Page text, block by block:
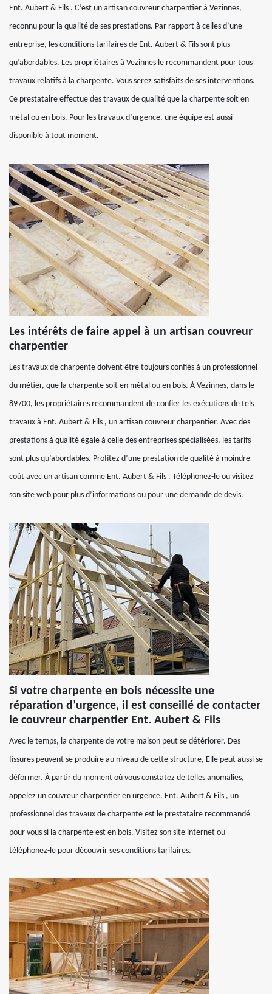
Ent. Aubert & Fils . C’est un artisan couvreur charpentier à Vezinnes,
reconnu pour la qualité de ses prestations. Par rapport à celles d’une
entreprise, les conditions tarifaires de Ent. Aubert & Fils sont plus
qu’abordables. Les propriétaires à Vezinnes le recommandent pour tous
travaux relatifs à la charpente. Vous serez satisfaits de ses interventions.
Ce prestataire effectue des travaux de qualité que la charpente soit en
métal ou en bois. Pour les travaux d’urgence, une équipe est aussi
disponible à tout moment.
Les intérêts de faire appel à un artisan couvreur
charpentier
Les travaux de charpente doivent être toujours confiés à un professionnel
du métier, que la charpente soit en métal ou en bois. À Vezinnes, dans le
89700, les propriétaires recommandent de confier les exécutions de tels
travaux à Ent. Aubert & Fils , un artisan couvreur charpentier. Avec des
prestations à qualité égale à celle des entreprises spécialisées, les tarifs
sont plus qu’abordables. Profitez d’une prestation de qualité à moindre
coût avec un artisan comme Ent. Aubert & Fils . Téléphonez-le ou visitez
son site web pour plus d’informations ou pour une demande de devis.
Si votre charpente en bois nécessite une
réparation d’urgence, il est conseillé de contacter
le couvreur charpentier Ent. Aubert & Fils
Avec le temps, la charpente de votre maison peut se détériorer. Des
fissures peuvent se produire au niveau de cette structure, Elle peut aussi se
déformer. À partir du moment où vous constatez de telles anomalies,
appelez un couvreur charpentier en urgence. Ent. Aubert & Fils , un
professionnel des travaux de charpente est le prestataire recommandé
pour vous si la charpente est en bois. Visitez son site internet ou
téléphonez-le pour découvrir ses conditions tarifaires.